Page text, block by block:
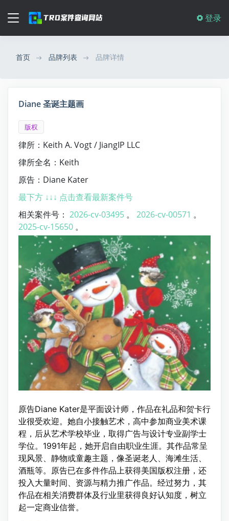
登录
首页 品牌列表 品牌详情
Diane 圣诞主题画
版权
律所：Keith A. Vogt / JiangIP LLC
律所全名：Keith
原告：Diane Kater
最下方 ↓↓↓ 点击查看最新案件号
相关案件号： 2026-cv-03495 。 2026-cv-00571 。
2025-cv-15650 。
原告Diane Kater是平面设计师，作品在礼品和贺卡行
业很受欢迎。她自小接触艺术，高中参加商业美术课
程，后从艺术学校毕业，取得广告与设计专业副学士
学位。1991年起，她开启自由职业生涯。其作品常呈
现风景、静物或童趣主题，像圣诞老人、海滩生活、
酒瓶等。原告已在多件作品上获得美国版权注册，还
投入大量时间、资源与精力推广作品。经过努力，其
作品在相关消费群体及行业里获得良好认知度，树立
起一定商业信誉。